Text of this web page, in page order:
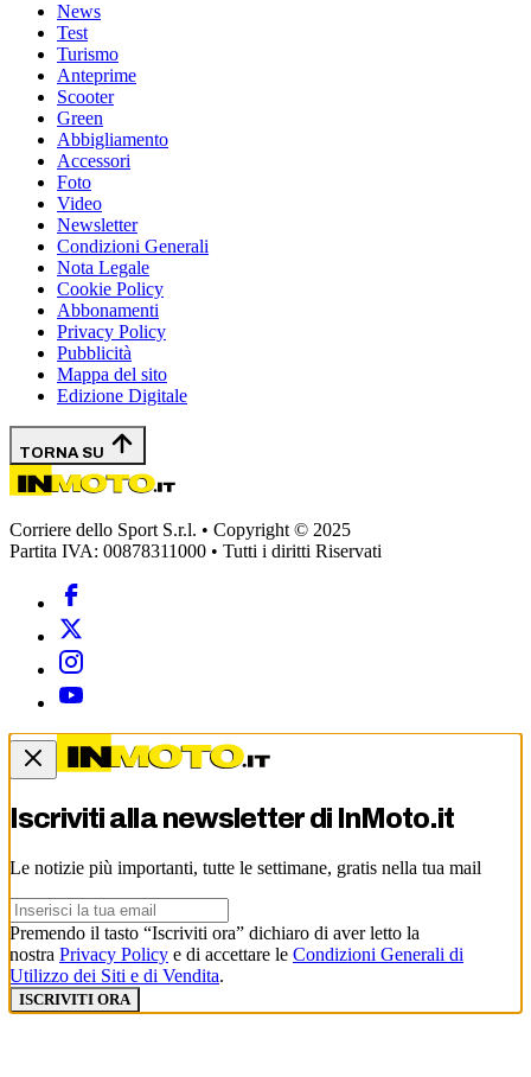
News
Test
Turismo
Anteprime
Scooter
Green
Abbigliamento
Accessori
Foto
Video
Newsletter
Condizioni Generali
Nota Legale
Cookie Policy
Abbonamenti
Privacy Policy
Pubblicità
Mappa del sito
Edizione Digitale
TORNA SU
Corriere dello Sport S.r.l. • Copyright © 2025
Partita IVA: 00878311000 • Tutti i diritti Riservati
Iscriviti alla newsletter di InMoto.it
Le notizie più importanti, tutte le settimane, gratis nella tua mail
Premendo il tasto “Iscriviti ora” dichiaro di aver letto la
nostra Privacy Policy e di accettare le Condizioni Generali di
Utilizzo dei Siti e di Vendita.
ISCRIVITI ORA